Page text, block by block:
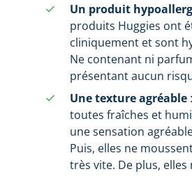
Un produit
produits Huggies ont
cliniquement et sont
Ne contenant ni
présentant aucun
Une texture agréable
toutes fraîches et
une sensation
Puis, elles ne
très vite. De plus, elles